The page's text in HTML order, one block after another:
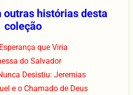
outras histórias desta
coleção
que Viria
do Salvador
Desistiu: Jeremias
e o Chamado de Deus